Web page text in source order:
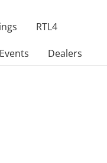
RTL4
Events Dealers